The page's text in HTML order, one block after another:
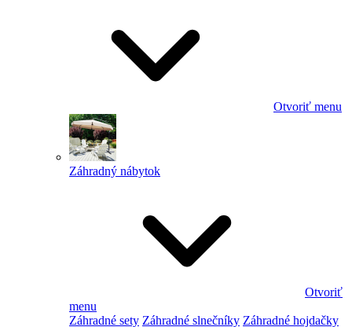
Otvoriť menu
Záhradný nábytok
Otvoriť
menu
Záhradné sety Záhradné slnečníky Záhradné hojdačky